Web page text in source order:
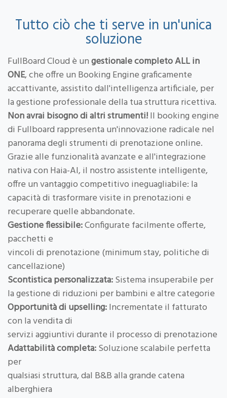
Tutto ciò che ti serve in un'unica
soluzione
FullBoard Cloud è ungestionale completo ALL in
ONE, che offre un Booking Engine graficamente
accattivante, assistito dall'intelligenza artificiale, per
la gestione professionale della tua struttura ricettiva.
Non avrai bisogno di altri strumenti!Il booking engine
di Fullboard rappresenta un'innovazione radicale nel
panorama degli strumenti di prenotazione online.
Grazie alle funzionalità avanzate e all'integrazione
nativa con Haia-AI, il nostro assistente intelligente,
offre un vantaggio competitivo ineguagliabile: la
capacità di trasformare visite in prenotazioni e
recuperare quelle abbandonate.
Gestione flessibile:Configurate facilmente offerte,
pacchetti e
vincoli di prenotazione (minimum stay, politiche di
cancellazione)
Scontistica personalizzata:Sistema insuperabile per
la gestione di riduzioni per bambini e altre categorie
Opportunità di upselling:Incrementate il fatturato
con la vendita di
servizi aggiuntivi durante il processo di prenotazione
Adattabilità completa:Soluzione scalabile perfetta
per
qualsiasi struttura, dal B&B alla grande catena
alberghiera